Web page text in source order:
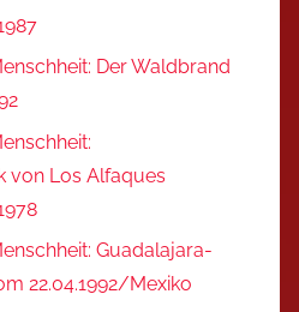
Der Waldbrand
von Los Alfaques
Guadalajara-
22.04.1992/Mexiko